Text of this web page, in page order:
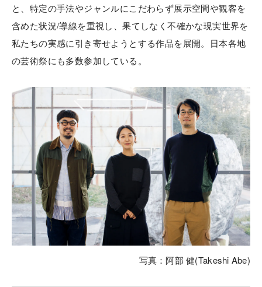
と、特定の手法やジャンルにこだわらず展示空間や観客を
含めた状況/導線を重視し、果てしなく不確かな現実世界を
私たちの実感に引き寄せようとする作品を展開。日本各地
の芸術祭にも多数参加している。
写真：阿部 健(Takeshi Abe)